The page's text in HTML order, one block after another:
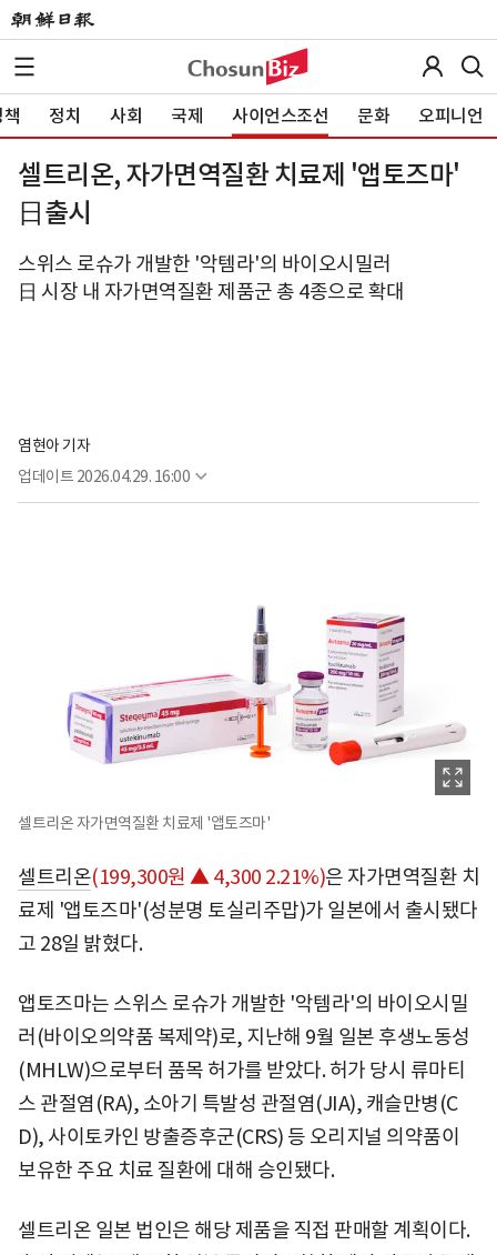
정치 사회 국제 사이언스조선 문화 오피니언
셀트리온, 자가면역질환 치료제 '앱토즈마'
日출시
스위스 로슈가 개발한 '악템라'의 바이오시밀러
日 시장 내 자가면역질환 제품군 총 4종으로 확대
염현아 기자
업데이트 2026.04.29. 16:00
셀트리온 자가면역질환 치료제 '앱토즈마'
셀트리온(199,300원 ▲ 4,300 2.21%)은 자가면역질환 치
료제 '앱토즈마'(성분명 토실리주맙)가 일본에서 출시됐다
고 28일 밝혔다.
앱토즈마는 스위스 로슈가 개발한 '악템라'의 바이오시밀
러(바이오의약품 복제약)로, 지난해 9월 일본 후생노동성
(MHLW)으로부터 품목 허가를 받았다. 허가 당시 류마티
스 관절염(RA), 소아기 특발성 관절염(JIA), 캐슬만병(C
D), 사이토카인 방출증후군(CRS) 등 오리지널 의약품이
보유한 주요 치료 질환에 대해 승인됐다.
셀트리온 일본 법인은 해당 제품을 직접 판매할 계획이다.